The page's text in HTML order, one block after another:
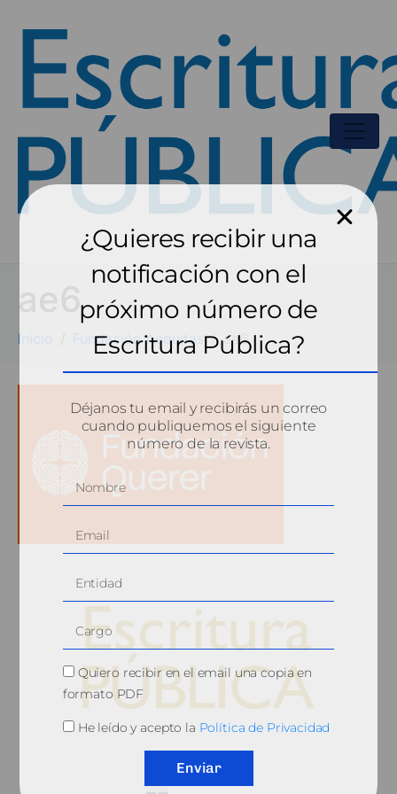
ae6
Inicio Fundación Aequitas ae6
© 2010, Consejo General del Notariado
¿Quieres recibir una
notificación con el
próximo número de
Escritura Pública?
Déjanos tu email y recibirás un correo
cuando publiquemos el siguiente
número de la revista.
Quiero recibir en el email una copia en
formato PDF
He leído y acepto la Política de Privacidad
Enviar